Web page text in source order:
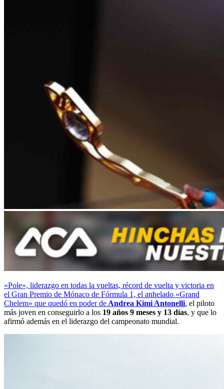
«Pole», liderazgo en todas la vueltas, récord de vuelta y victoria en
el Gran Premio de Mónaco de Fórmula 1, el anhelado «Grand
Chelem» que quedó en poder de Andrea Kimi Antonelli, el piloto
más joven en conseguirlo a los 19 años 9 meses y 13 días, y que lo
afirmó además en el liderazgo del campeonato mundial.